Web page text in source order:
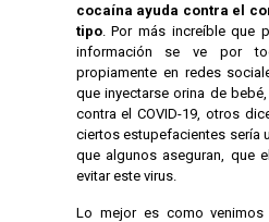
cocaína ayuda contra el
tipo. Por más increíble que
información se ve por
propiamente en redes
que inyectarse orina de
contra el COVID-19, otros
ciertos estupefacientes sería
que algunos aseguran, que
evitar este virus.
Lo mejor es como venimos